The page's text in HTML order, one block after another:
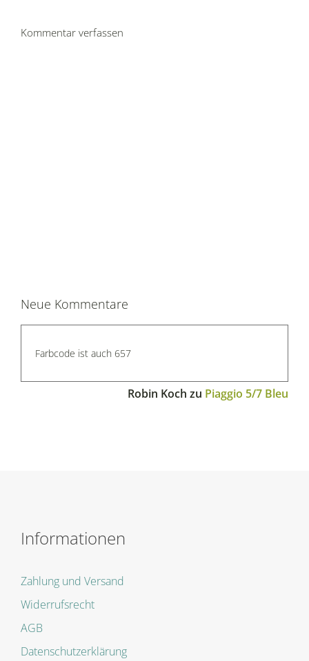
Kommentar verfassen
Neue Kommentare
Farbcode ist auch 657
Robin Koch zu Piaggio 5/7 Bleu
Informationen
Zahlung und Versand
Widerrufsrecht
AGB
Datenschutzerklärung